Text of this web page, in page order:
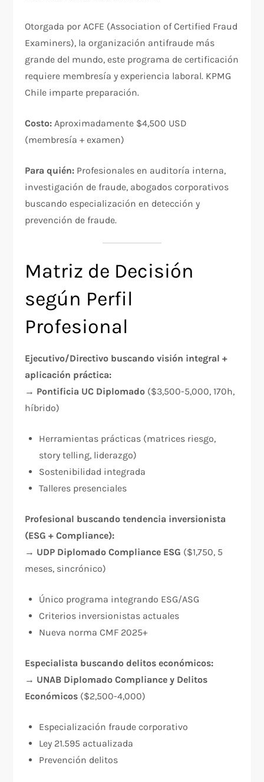
Otorgada por ACFE (Association of Certified Fraud
Examiners), la organización antifraude más
grande del mundo, este programa de certificación
requiere membresía y experiencia laboral. KPMG
Chile imparte preparación.​
Costo: Aproximadamente $4,500 USD
(membresía + examen)
Para quién: Profesionales en auditoría interna,
investigación de fraude, abogados corporativos
buscando especialización en detección y
prevención de fraude.​
Matriz de Decisión
según Perfil
Profesional
Ejecutivo/Directivo buscando visión integral +
aplicación práctica:
→ Pontificia UC Diplomado ($3,500-5,000, 170h,
híbrido)
Herramientas prácticas (matrices riesgo,
story telling, liderazgo)
Sostenibilidad integrada
Talleres presenciales​
Profesional buscando tendencia inversionista
(ESG + Compliance):
→ UDP Diplomado Compliance ESG ($1,750, 5
meses, sincrónico)
Único programa integrando ESG/ASG
Criterios inversionistas actuales
Nueva norma CMF 2025+​
Especialista buscando delitos económicos:
→ UNAB Diplomado Compliance y Delitos
Económicos ($2,500-4,000)
Especialización fraude corporativo
Ley 21.595 actualizada
Prevención delitos​